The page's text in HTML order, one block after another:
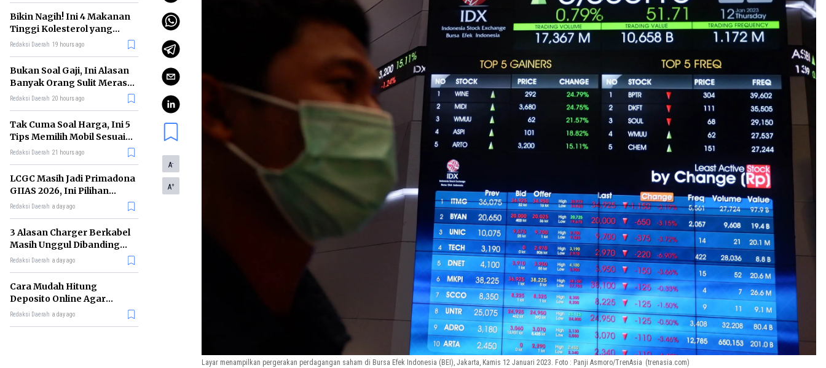
Bikin Nagih! Ini 4 Makanan
Tinggi Kolesterol yang
Sebaiknya Dikurangi
Redaksi Daerah 19 hours ago
Bukan Soal Gaji, Ini Alasan
Banyak Orang Sulit Merasa
Cukup
Redaksi Daerah 20 hours ago
Tak Cuma Soal Harga, Ini 5
Tips Memilih Mobil Sesuai
Kebutuhan
Redaksi Daerah 21 hours ago
LCGC Masih Jadi Primadona
GIIAS 2026, Ini Pilihan
Terbaiknya
Redaksi Daerah a day ago
3 Alasan Charger Berkabel
Masih Unggul Dibanding
Wireless Charging
Redaksi Daerah a day ago
Cara Mudah Hitung
Deposito Online Agar
Untung dalam Jangka
Redaksi Daerah a day ago
A-
A+
Layar menampilkan pergerakan perdagangan saham di Bursa Efek Indonesia (BEI), Jakarta, Kamis 12 Januari 2023. Foto : Panji Asmoro/TrenAsia (trenasia.com)